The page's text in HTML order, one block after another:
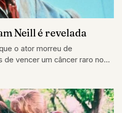
Neill é revelada
o ator morreu de
de vencer um câncer raro no